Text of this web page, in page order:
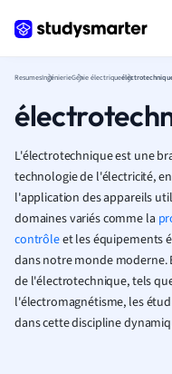
ResumesIngénierieGénie électrique
L'électrotechnique est une
technologie de l'électricité,
l'application des appareils
domaines variés comme la
contrôleet les équipements
dans notre monde moderne.
de l'électrotechnique, tels
l'électromagnétisme, les
dans cette discipline